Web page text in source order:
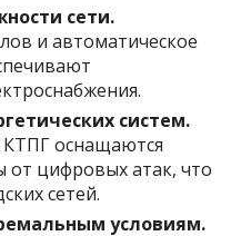
сети.
и автоматическое
систем.
оснащаются
от цифровых атак, что
сетей.
условиям.